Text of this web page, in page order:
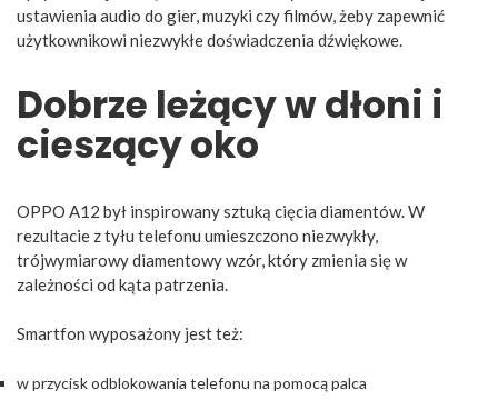
ustawienia audio do gier, muzyki czy filmów, żeby zapewnić
użytkownikowi niezwykłe doświadczenia dźwiękowe.
Dobrze leżący w dłoni i
cieszący oko
OPPO A12 był inspirowany sztuką cięcia diamentów. W
rezultacie z tyłu telefonu umieszczono niezwykły,
trójwymiarowy diamentowy wzór, który zmienia się w
zależności od kąta patrzenia.
Smartfon wyposażony jest też:
w przycisk odblokowania telefonu na pomocą palca